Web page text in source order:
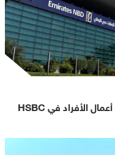
الإمارات دبي الوطني مصر يستحوذ على أعمال الأفراد في HSBC